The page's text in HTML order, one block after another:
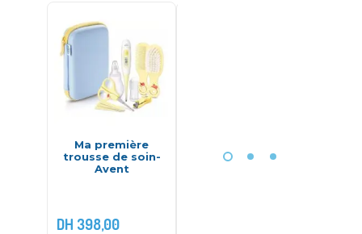
Ma première
trousse de soin-
Avent
DH 398,00
toilette et de soin